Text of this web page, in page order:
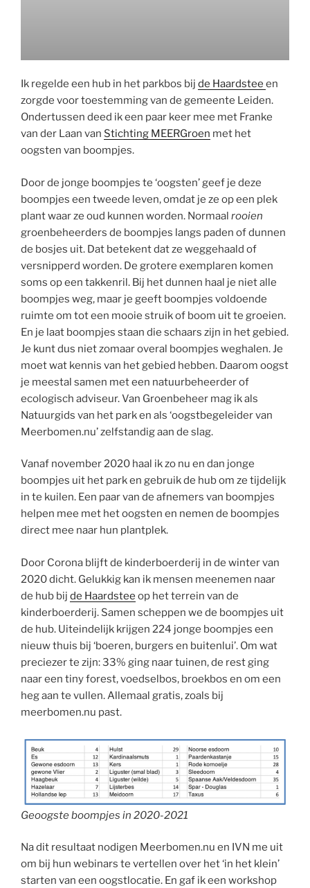
Ik regelde een hub in het parkbos bij de Haardstee en
zorgde voor toestemming van de gemeente Leiden.
Ondertussen deed ik een paar keer mee met Franke
van der Laan van Stichting MEERGroen met het
oogsten van boompjes.
Door de jonge boompjes te ‘oogsten’ geef je deze
boompjes een tweede leven, omdat je ze op een plek
plant waar ze oud kunnen worden. Normaal rooien
groenbeheerders de boompjes langs paden of dunnen
de bosjes uit. Dat betekent dat ze weggehaald of
versnipperd worden. De grotere exemplaren komen
soms op een takkenril. Bij het dunnen haal je niet alle
boompjes weg, maar je geeft boompjes voldoende
ruimte om tot een mooie struik of boom uit te groeien.
En je laat boompjes staan die schaars zijn in het gebied.
Je kunt dus niet zomaar overal boompjes weghalen. Je
moet wat kennis van het gebied hebben. Daarom oogst
je meestal samen met een natuurbeheerder of
ecologisch adviseur. Van Groenbeheer mag ik als
Natuurgids van het park en als ‘oogstbegeleider van
Meerbomen.nu’ zelfstandig aan de slag.
Vanaf november 2020 haal ik zo nu en dan jonge
boompjes uit het park en gebruik de hub om ze tijdelijk
in te kuilen. Een paar van de afnemers van boompjes
helpen mee met het oogsten en nemen de boompjes
direct mee naar hun plantplek.
Door Corona blijft de kinderboerderij in de winter van
2020 dicht. Gelukkig kan ik mensen meenemen naar
de hub bij de Haardstee op het terrein van de
kinderboerderij. Samen scheppen we de boompjes uit
de hub. Uiteindelijk krijgen 224 jonge boompjes een
nieuw thuis bij ‘boeren, burgers en buitenlui’. Om wat
preciezer te zijn: 33% ging naar tuinen, de rest ging
naar een tiny forest, voedselbos, broekbos en om een
heg aan te vullen. Allemaal gratis, zoals bij
meerbomen.nu past.
Geoogste boompjes in 2020-2021
Na dit resultaat nodigen Meerbomen.nu en IVN me uit
om bij hun webinars te vertellen over het ‘in het klein’
starten van een oogstlocatie. En gaf ik een workshop